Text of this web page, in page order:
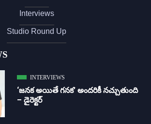
Interviews
Studio Round Up
INTERVIEWS
‘జ‌న‌క అయితే గ‌న‌క‌’ అందరికీ నచ్చుతుంది
– డైరెక్ట‌ర్